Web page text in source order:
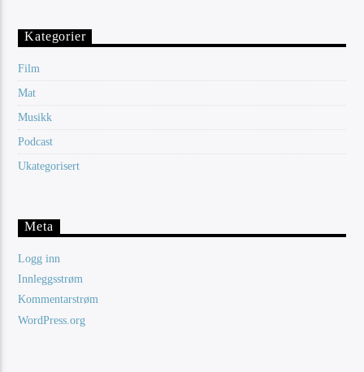
Kategorier
Film
Mat
Musikk
Podcast
Ukategorisert
Meta
Logg inn
Innleggsstrøm
Kommentarstrøm
WordPress.org